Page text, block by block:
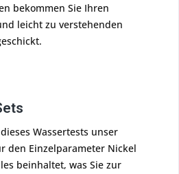
bekommen Sie Ihren
leicht zu verstehenden
Wassertests unser
den Einzelparameter Nickel
beinhaltet, was Sie zur